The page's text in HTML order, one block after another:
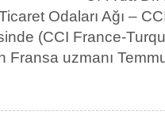
Odaları Ağı –
(CCI France-
Fransa uzmanı